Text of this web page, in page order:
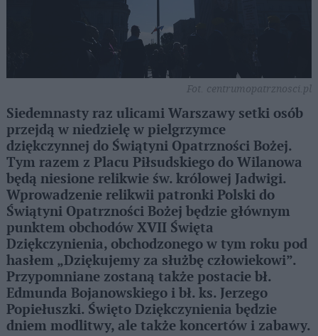
Fot. centrumopatrznosci.pl
Siedemnasty raz ulicami Warszawy setki osób
przejdą w niedzielę w pielgrzymce
dziękczynnej do Świątyni Opatrzności Bożej.
Tym razem z Placu Piłsudskiego do Wilanowa
będą niesione relikwie św. królowej Jadwigi.
Wprowadzenie relikwii patronki Polski do
Świątyni Opatrzności Bożej będzie głównym
punktem obchodów XVII Święta
Dziękczynienia, obchodzonego w tym roku pod
hasłem „Dziękujemy za służbę człowiekowi”.
Przypomniane zostaną także postacie bł.
Edmunda Bojanowskiego i bł. ks. Jerzego
Popiełuszki. Święto Dziękczynienia będzie
dniem modlitwy, ale także koncertów i zabawy.